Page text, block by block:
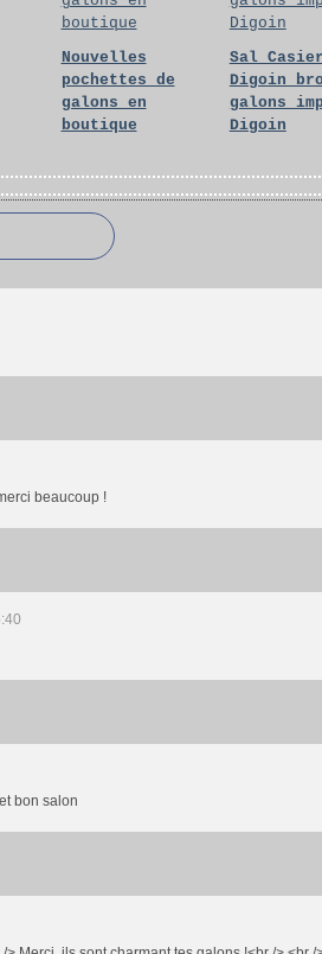
Nouvelles
pochettes de
galons en
boutique
Sal
Digoin
galons
Digoin
beaucoup !
bon salon